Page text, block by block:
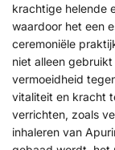
krachtige helende
waardoor het een
ceremoniële
niet alleen
vermoeidheid
vitaliteit en kracht
verrichten, zoals
inhaleren van